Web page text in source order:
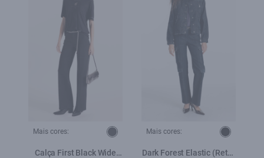
Mais cores:
Calça First Black Wide
Mais cores:
Dark Forest Elastic (Reta)